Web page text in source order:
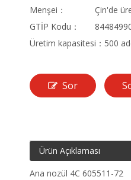
Menşei：
Çin'de
GTİP Kodu：
Üretim kapasitesi： 500
Sor
Ürün Açıklaması
Ana nozül 4C 605511-72